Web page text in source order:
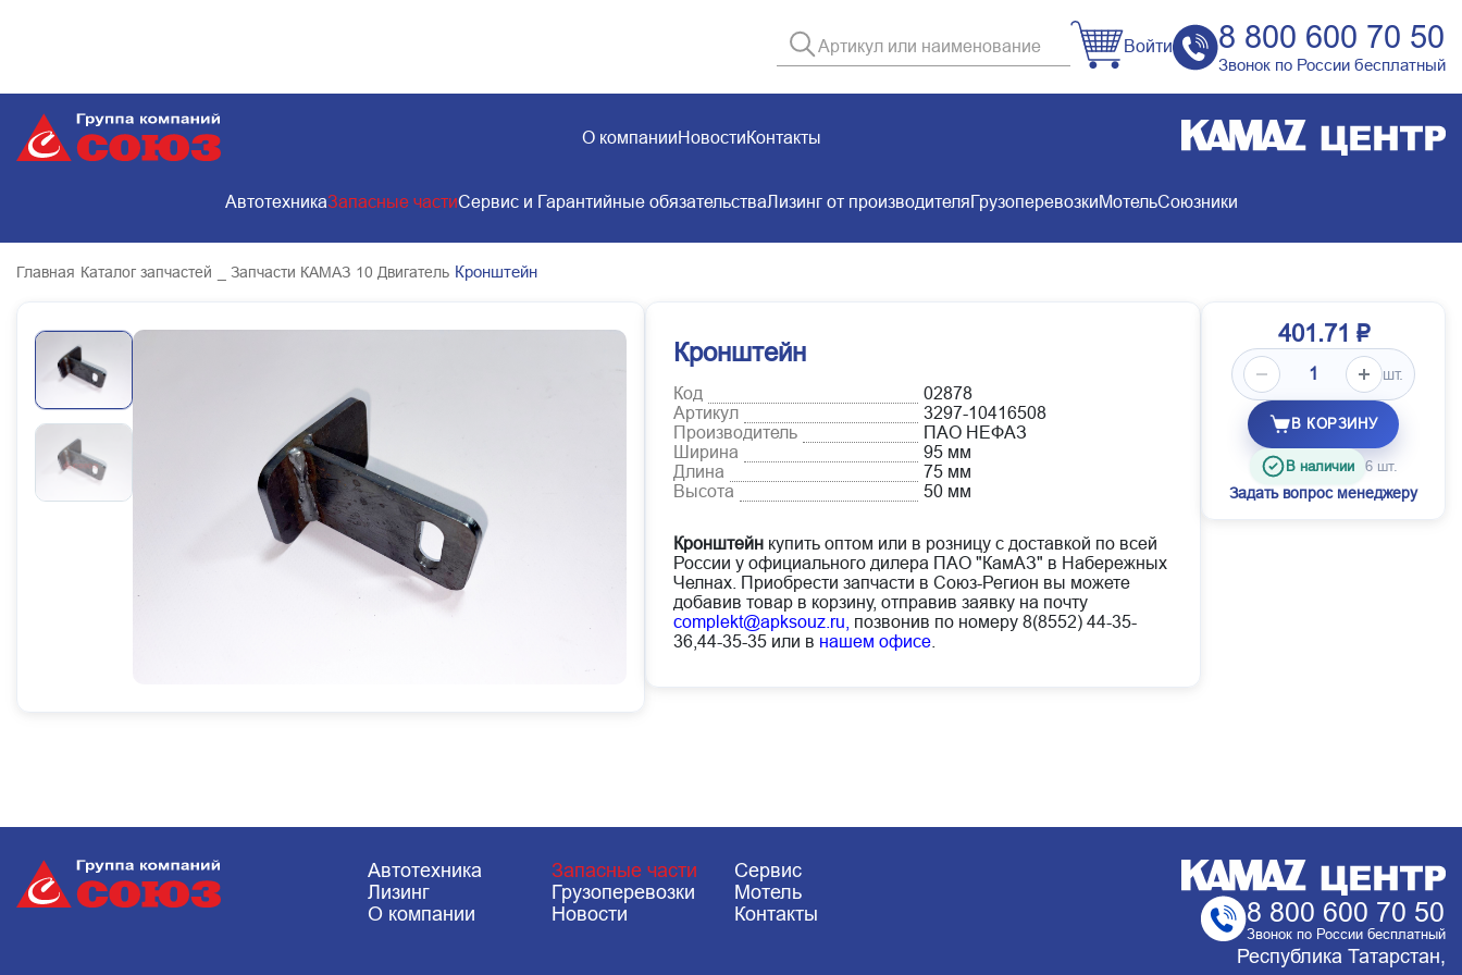
Войти 8 800 600 70 50
Звонок по России бесплатный
О компанииНовостиКонтакты
АвтотехникаЗапасные частиСервис и Гарантийные обязательстваЛизинг от производителяГрузоперевозкиМотельСоюзники
Главная Каталог запчастей _ Запчасти КАМАЗ 10 Двигатель Кронштейн
Кронштейн
Код
02878
Артикул
3297-10416508
Производитель
ПАО НЕФАЗ
Ширина
95 мм
Длина
75 мм
Высота
50 мм
Кронштейн купить оптом или в розницу с доставкой по всей
России у официального дилера ПАО "КамАЗ" в Набережных
Челнах. Приобрести запчасти в Союз-Регион вы можете
добавив товар в корзину, отправив заявку на почту
complekt@apksouz.ru, позвонив по номеру 8(8552) 44-35-
36,44-35-35 или в нашем офисе
401.71 ₽
шт.
В КОРЗИНУ
В наличии 6 шт.
Задать вопрос менеджеру
Автотехника Запасные части
Сервис
Лизинг
Грузоперевозки
Мотель
О компании
Новости Контакты 8 800 600 70 50
Звонок по России бесплатный
Республика Татарстан,